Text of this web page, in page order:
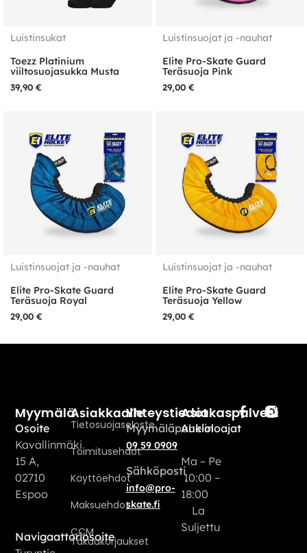
Luistinsukat
Toezz Platinium
viiltosuojasukka Musta
39,90 €
Luistinsuojat ja -nauhat
Elite Pro-Skate Guard
Teräsuoja Pink
29,00 €
Luistinsuojat ja -nauhat
Elite Pro-Skate Guard
Teräsuoja Royal
29,00 €
Luistinsuojat ja -nauhat
Elite Pro-Skate Guard
Teräsuoja Yellow
29,00 €
Asiakkaalle
Tietosuojaseloste
Toimitusehdot
Käyttöehdot
Maksuehdot
CCM
Takuukorjaukset
Myymälä
Osoite
Kavallinmäki
15 A,
02710
Espoo
Navigaattoriosoite
Yhteystiedot
Myymäläpuhelin
09 59 0909
Sähköposti
info@pro-
skate.fi
Asiakaspalvelu
Aukioloajat
Ma – Pe
10:00 –
18:00
La
Suljettu